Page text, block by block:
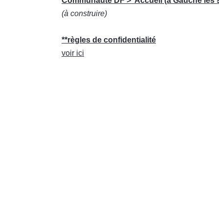
(à construire)
**règles de confidentialité
voir ici